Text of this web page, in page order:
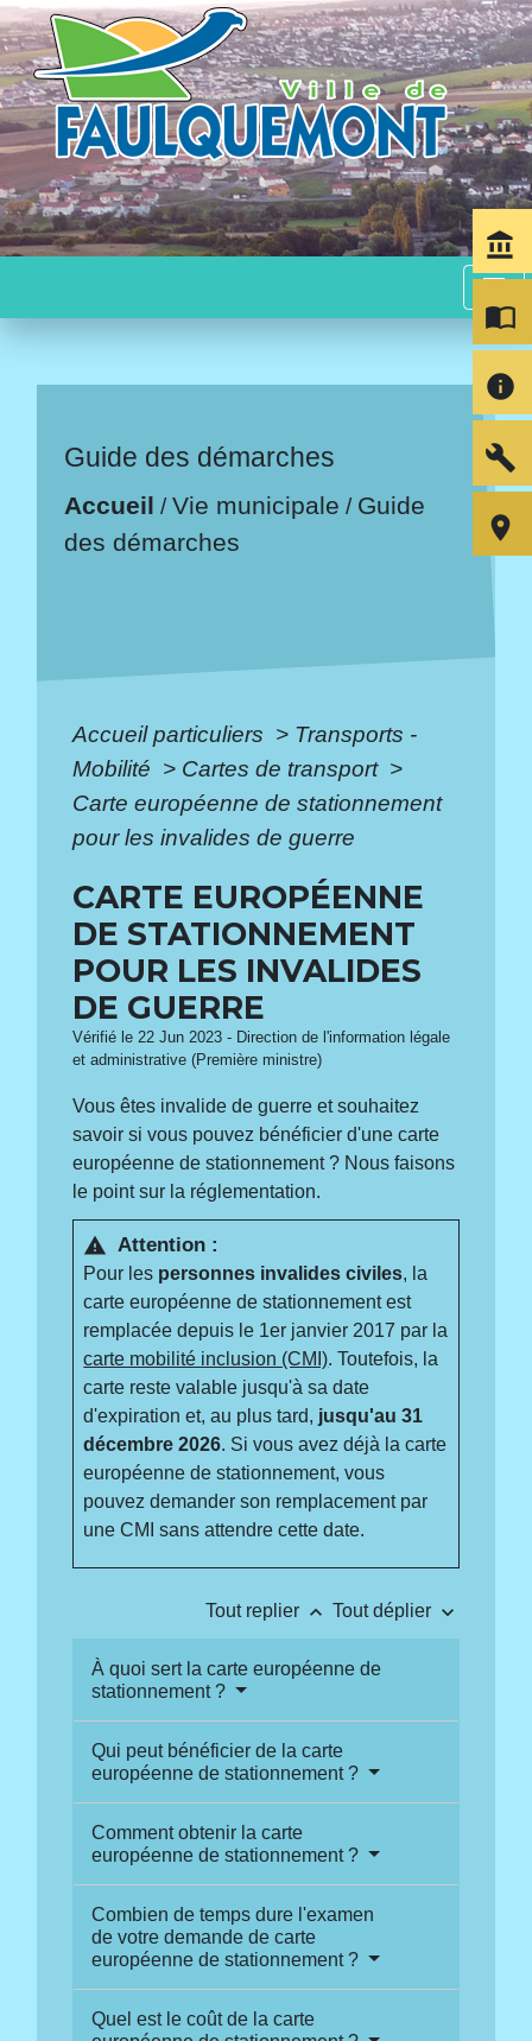
menu
Guide des démarches
Accueil /Vie municipale / Guide
des démarches
Accueil particuliers > Transports -
Mobilité > Cartes de transport >
Carte européenne de stationnement
pour les invalides de guerre
CARTE EUROPÉENNE
DE STATIONNEMENT
POUR LES INVALIDES
DE GUERRE
Vérifié le 22 Jun 2023 - Direction de l'information légale
et administrative (Première ministre)
Vous êtes invalide de guerre et souhaitez
savoir si vous pouvez bénéficier d'une carte
européenne de stationnement ? Nous faisons
le point sur la réglementation.
warning Attention :
Pour les personnes invalides civiles, la
carte européenne de stationnement est
remplacée depuis le 1er janvier 2017 par la
carte mobilité inclusion (CMI). Toutefois, la
carte reste valable jusqu'à sa date
d'expiration et, au plus tard, jusqu'au 31
décembre 2026. Si vous avez déjà la carte
européenne de stationnement, vous
pouvez demander son remplacement par
une CMI sans attendre cette date.
Tout replier keyboard_arrow_up Tout déplier keyboard_arrow_down
À quoi sert la carte européenne de
stationnement ?
Qui peut bénéficier de la carte
européenne de stationnement ?
Comment obtenir la carte
européenne de stationnement ?
Combien de temps dure l'examen
de votre demande de carte
européenne de stationnement ?
Quel est le coût de la carte
account_balance
import_contacts
info
build
room